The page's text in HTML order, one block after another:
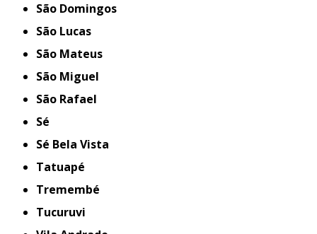
São Domingos
São Lucas
São Mateus
São Miguel
São Rafael
Sé
Sé Bela Vista
Tatuapé
Tremembé
Tucuruvi